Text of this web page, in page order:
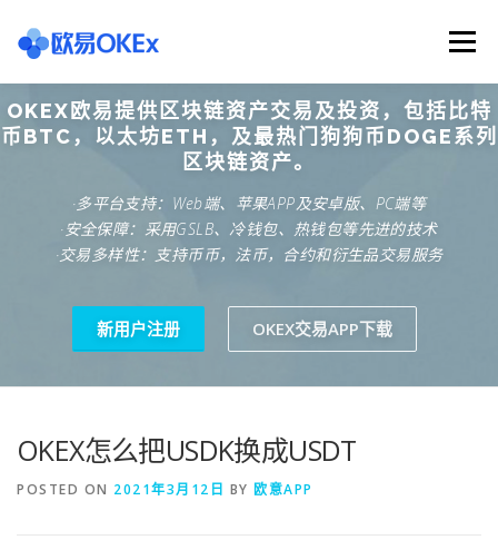
content
Menu
欧意交易所 关于欧意OKX 欧意APP下载
欧意注册网址 欧意交易下载 欧意团队
OKEX欧易提供区块链资产交易及投资，包括比特
币BTC，以太坊ETH，及最热门狗狗币DOGE系列
区块链资产。
·多平台支持：Web端、苹果APP及安卓版、PC端等
·安全保障：采用GSLB、冷钱包、热钱包等先进的技术
·交易多样性：支持币币，法币，合约和衍生品交易服务
新用户注册 OKEX交易APP下载
OKEX怎么把USDK换成USDT
POSTED ON 2021年3月12日 BY 欧意APP